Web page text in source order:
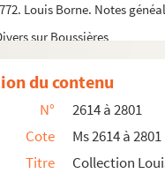
Louis Borne. Notes
sur Boussières
et documents sur
Louis Borne. Etudes et
"Franchises des villes et
"Recueil de chartes franc-
Recueil de pièces concernant
du contenu
N°
2614 à 2801
Cote
Ms 2614 à 2801
Titre
Collection